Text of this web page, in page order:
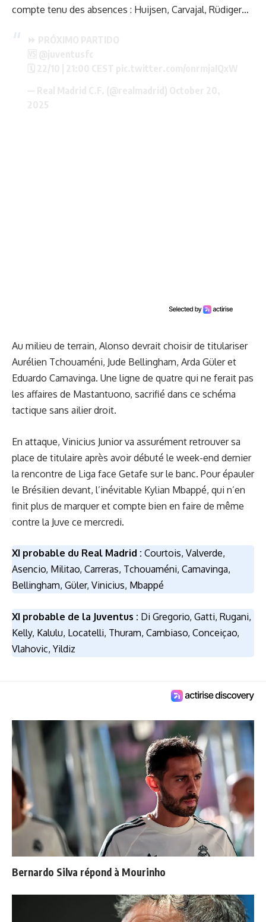
compte tenu des absences : Huijsen, Carvajal, Rüdiger…
Au milieu de terrain, Alonso devrait choisir de titulariser
Aurélien Tchouaméni, Jude Bellingham, Arda Güler et
Eduardo Camavinga. Une ligne de quatre qui ne ferait pas
les affaires de Mastantuono, sacrifié dans ce schéma
tactique sans ailier droit.
En attaque, Vinicius Junior va assurément retrouver sa
place de titulaire après avoir débuté le week-end dernier
la rencontre de Liga face Getafe sur le banc. Pour épauler
le Brésilien devant, l’inévitable Kylian Mbappé, qui n’en
finit plus de marquer et compte bien en faire de même
contre la Juve ce mercredi.
XI probable du Real Madrid : Courtois, Valverde,
Asencio, Militao, Carreras, Tchouaméni, Camavinga,
Bellingham, Güler, Vinicius, Mbappé
XI probable de la Juventus : Di Gregorio, Gatti, Rugani,
Kelly, Kalulu, Locatelli, Thuram, Cambiaso, Conceiçao,
Vlahovic, Yildiz
Bernardo Silva répond à Mourinho